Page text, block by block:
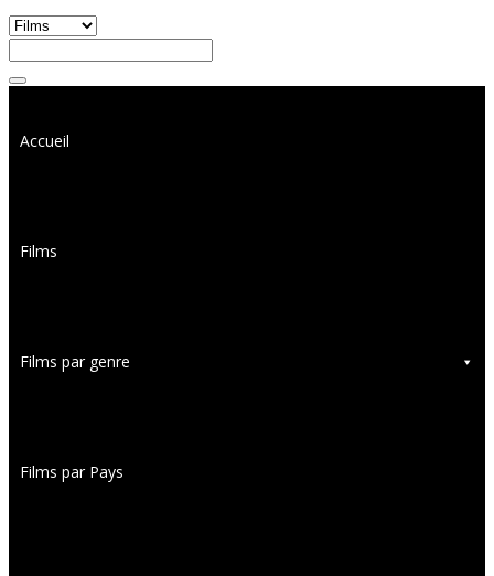
Accueil
Films
Films par genre
Films par Pays